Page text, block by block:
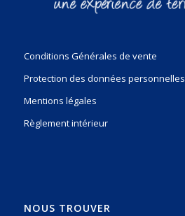
Conditions Générales de vente
Protection des données personnelles
Mentions légales
Règlement intérieur
NOUS TROUVER